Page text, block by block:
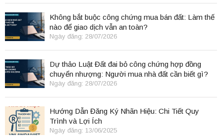
Không bắt buộc công chứng mua bán đất: Làm thế
nào để giao dịch vẫn an toàn?
Ngày đăng: 28/07/2026
Dự thảo Luật Đất đai bỏ công chứng hợp đồng
chuyển nhượng: Người mua nhà đất cần biết gì?
Ngày đăng: 28/07/2026
Hướng Dẫn Đăng Ký Nhãn Hiệu: Chi Tiết Quy
Trình và Lợi Ích
Ngày đăng: 13/06/2025